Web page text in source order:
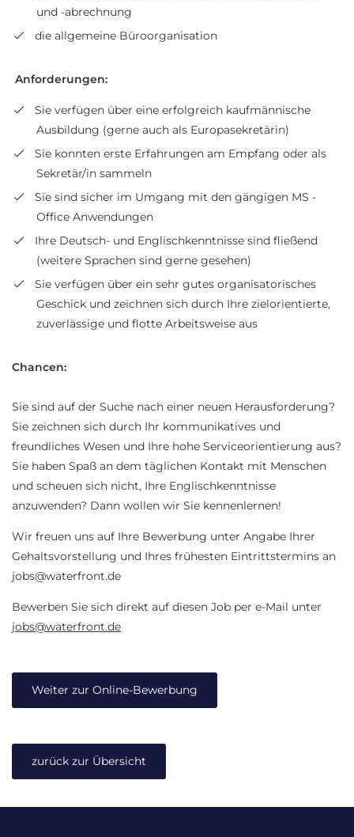
und -abrechnung
die allgemeine Büroorganisation
Anforderungen:
Sie verfügen über eine erfolgreich kaufmännische
Ausbildung (gerne auch als Europasekretärin)
Sie konnten erste Erfahrungen am Empfang oder als
Sekretär/in sammeln
Sie sind sicher im Umgang mit den gängigen MS -
Office Anwendungen
Ihre Deutsch- und Englischkenntnisse sind fließend
(weitere Sprachen sind gerne gesehen)
Sie verfügen über ein sehr gutes organisatorisches
Geschick und zeichnen sich durch Ihre zielorientierte,
zuverlässige und flotte Arbeitsweise aus
Chancen:
Sie sind auf der Suche nach einer neuen Herausforderung?
Sie zeichnen sich durch Ihr kommunikatives und
freundliches Wesen und Ihre hohe Serviceorientierung aus?
Sie haben Spaß an dem täglichen Kontakt mit Menschen
und scheuen sich nicht, Ihre Englischkenntnisse
anzuwenden? Dann wollen wir Sie kennenlernen!
Wir freuen uns auf Ihre Bewerbung unter Angabe Ihrer
Gehaltsvorstellung und Ihres frühesten Eintrittstermins an
jobs@waterfront.de
Bewerben Sie sich direkt auf diesen Job per e-Mail unter
jobs@waterfront.de
Weiter zur Online-Bewerbung
zurück zur Übersicht